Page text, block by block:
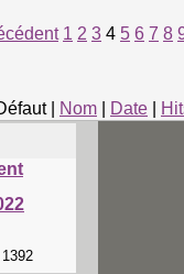
1 2 3 4 5 6 7 8
| Nom Date